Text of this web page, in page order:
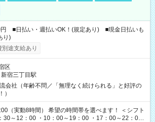
■日払い・週払いOK！(規定あり) ■現金日払いも
り)
別途支給あり
区
新宿三丁目駅
会社（年齢不問／「無理なく続けられる」と好評の
）
） 希望の時間帯を選べます！ ＜シフト
30～12：00 ・10：00～19：00 ・17：00～22：00